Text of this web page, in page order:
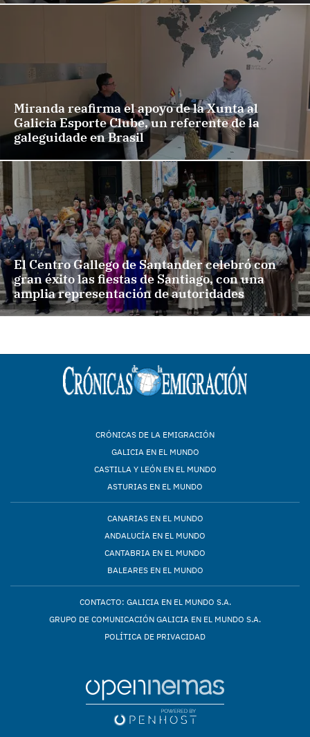
Miranda reafirma el apoyo de la Xunta al
Galicia Esporte Clube, un referente de la
galeguidade en Brasil
El Centro Gallego de Santander celebró con
gran éxito las fiestas de Santiago, con una
amplia representación de autoridades
CRÓNICAS DE LA EMIGRACIÓN
GALICIA EN EL MUNDO
CASTILLA Y LEÓN EN EL MUNDO
ASTURIAS EN EL MUNDO
CANARIAS EN EL MUNDO
ANDALUCÍA EN EL MUNDO
CANTABRIA EN EL MUNDO
BALEARES EN EL MUNDO
CONTACTO: GALICIA EN EL MUNDO S.A.
GRUPO DE COMUNICACIÓN GALICIA EN EL MUNDO S.A.
POLÍTICA DE PRIVACIDAD